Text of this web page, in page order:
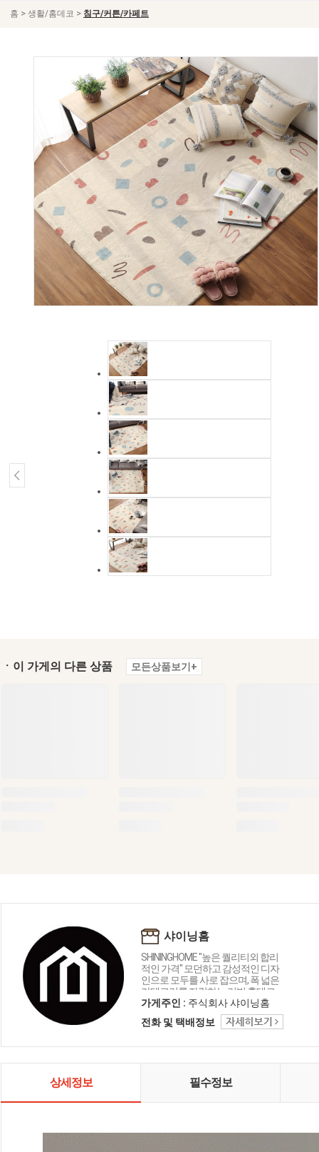
홈 > 생활/홈데코 > 침구/커튼/카페트
ㆍ이 가게의 다른 상품 모든상품보기+
샤이닝홈
SHININGHOME "높은 퀄리티외 합리
적인 가격" 모던하고 감성적인 디자
인으로 모두를 사로 잡으며, 폭 넓은
카테고리를 자랑하는 리빙 홈데코
인테리어 샤이닝홈입니다.
가게주인 : 주식회사 샤이닝홈
전화 및 택배정보
상세정보 필수정보